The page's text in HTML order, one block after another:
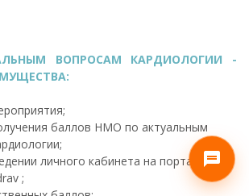
ВОПРОСАМ КАРДИОЛОГИИ -
баллов НМО по актуальным
личного кабинета на порталеле
;